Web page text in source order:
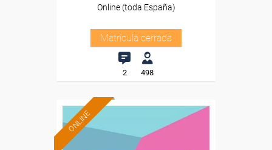
Online (toda España)
Matrícula cerrada
2 498
ONLINE